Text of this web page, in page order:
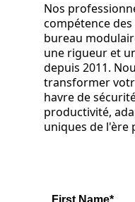
Nos
compétence
bureau
une rigueur et
depuis 2011.
transformer
havre de
productivité,
uniques de l'ère
First Name*